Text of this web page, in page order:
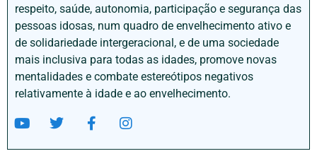
respeito, saúde, autonomia, participação e segurança das
pessoas idosas, num quadro de envelhecimento ativo e
de solidariedade intergeracional, e de uma sociedade
mais inclusiva para todas as idades, promove novas
mentalidades e combate estereótipos negativos
relativamente à idade e ao envelhecimento.